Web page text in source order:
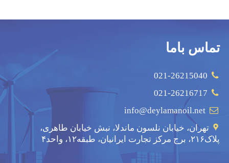
تماس باما
021-26215040
021-26216717
info@deylamanoil.net
تهران، خیابان نلسون ماندلا، نبش خیابان طاهری،
پلاک۲۱۶، برج مرکز تجارت ایرانیان، طبقه۱۲، واحد۴